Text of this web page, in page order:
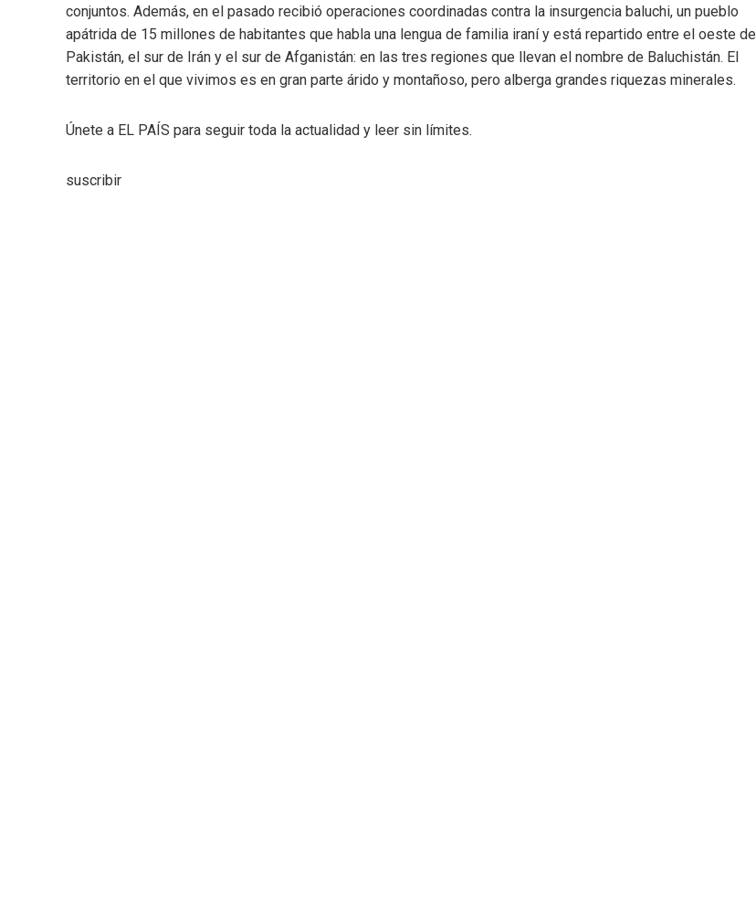
conjuntos. Además, en el pasado recibió operaciones coordinadas contra la insurgencia baluchi, un pueblo
apátrida de 15 millones de habitantes que habla una lengua de familia iraní y está repartido entre el oeste de
Pakistán, el sur de Irán y el sur de Afganistán: en las tres regiones que llevan el nombre de Baluchistán. El
territorio en el que vivimos es en gran parte árido y montañoso, pero alberga grandes riquezas minerales.
Únete a EL PAÍS para seguir toda la actualidad y leer sin límites.
suscribir